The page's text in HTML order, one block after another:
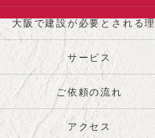
大阪で建設が必要とされる
サービス
ご依頼の流れ
アクセス